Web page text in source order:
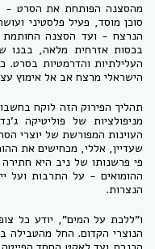
מהסצנה הפותחת את הסרט -
סוכן מוסד, פעיל פלסטיני
הנרצח - ועד הסצנה
בכסות אזרחית מלאה, בבנו
העלילתיות והדרמטיות
הישראלי מרצח אב אל אימוץ
תהליך הפירוק הזה לוקח
מניפולציות של פוליטיקה
העוינות המפורשת של יוצרי
שעדיין, אללי, מכחישים את
פי פרשנותו של ניב היא
ההומואים - על התרבות ועל
הנצרות.
ו"ללכת על המים", יודע כל
הנוצרי הקדום. החל מהטבילה